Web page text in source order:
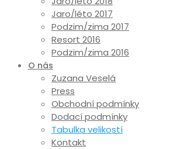
Jaro/léto 2017
Podzim/zima 2017
Resort 2016
Podzim/zima 2016
O nás
Zuzana Veselá
Press
Obchodní podmínky
Dodací podmínky
Tabulka velikostí
Kontakt